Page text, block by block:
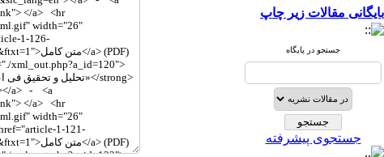
بایگانی مقالات زیر چاپ
جستجو در پایگاه
جستجوی پیشرفته